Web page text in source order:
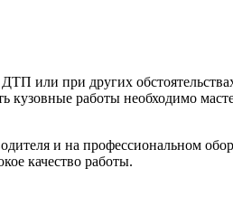
или при других
кузовные работы необходимо
и на профессиональном
качество работы.